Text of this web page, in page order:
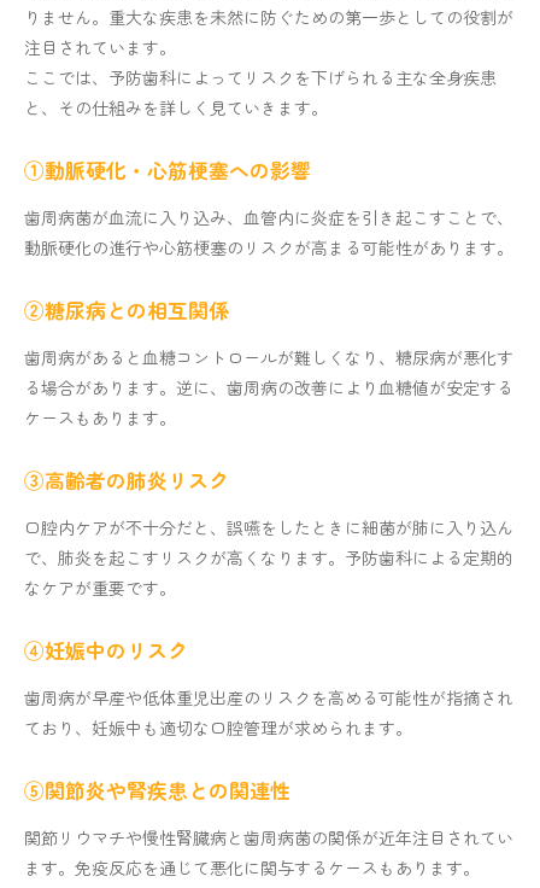
りません。重大な疾患を未然に防ぐための第一歩としての役割が
注目されています。
ここでは、予防歯科によってリスクを下げられる主な全身疾患
と、その仕組みを詳しく見ていきます。
①動脈硬化・心筋梗塞への影響
歯周病菌が血流に入り込み、血管内に炎症を引き起こすことで、
動脈硬化の進行や心筋梗塞のリスクが高まる可能性があります。
②糖尿病との相互関係
歯周病があると血糖コントロールが難しくなり、糖尿病が悪化す
る場合があります。逆に、歯周病の改善により血糖値が安定する
ケースもあります。
③高齢者の肺炎リスク
口腔内ケアが不十分だと、誤嚥をしたときに細菌が肺に入り込ん
で、肺炎を起こすリスクが高くなります。予防歯科による定期的
なケアが重要です。
④妊娠中のリスク
歯周病が早産や低体重児出産のリスクを高める可能性が指摘され
ており、妊娠中も適切な口腔管理が求められます。
⑤関節炎や腎疾患との関連性
関節リウマチや慢性腎臓病と歯周病菌の関係が近年注目されてい
ます。免疫反応を通じて悪化に関与するケースもあります。